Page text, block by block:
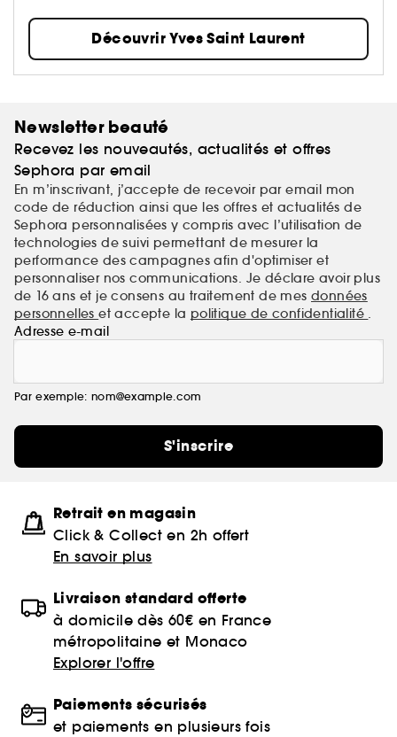
Découvrir Yves Saint Laurent
Newsletter beauté
Recevez les nouveautés, actualités et offres
Sephora par email
En m’inscrivant, j’accepte de recevoir par email mon
code de réduction ainsi que les offres et actualités de
Sephora personnalisées y compris avec l’utilisation de
technologies de suivi permettant de mesurer la
performance des campagnes afin d'optimiser et
personnaliser nos communications. Je déclare avoir plus
de 16 ans et je consens au traitement de mes données
personnelleset accepte la politique de confidentialité .
Adresse e-mail
Par exemple: nom@example.com
S'inscrire
Retrait en magasin
Click & Collect en 2h offert
En savoir plus
Livraison standard offerte
à domicile dès 60€ en France
métropolitaine et Monaco
Explorer l'offre
Paiements sécurisés
et paiements en plusieurs fois